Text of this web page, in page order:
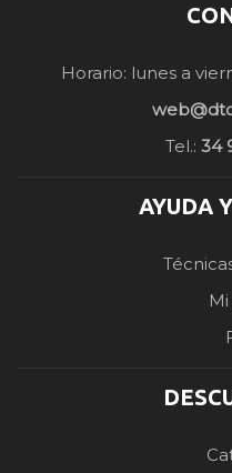
Horario: lunes a
Tel.: 34
AYUDA